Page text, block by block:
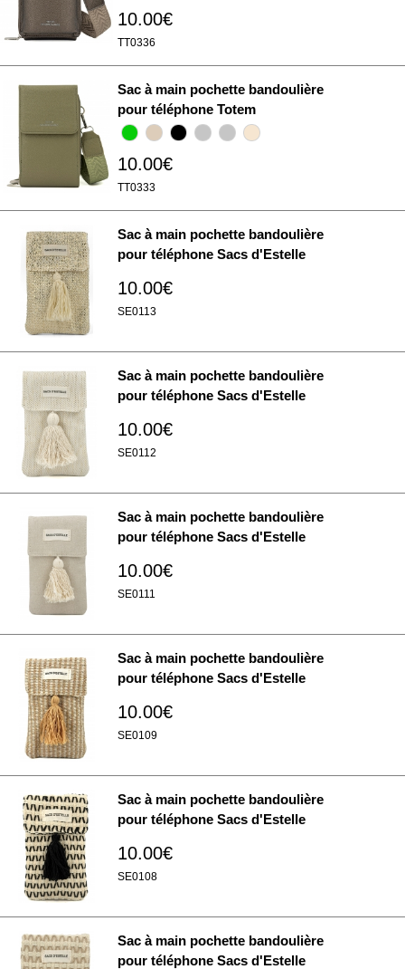
Les cookies nous permettent de personnaliser le contenu
et les annonces, d'offrir des fonctionnalités relatives aux
notre site avec nos partenaires de médias sociaux, de
publicité et d'analyse, qui peuvent combiner celles-ci
avec d'autres informations que vous leur avez fournies
ou qu'ils ont collectées lors de votre utilisation de leurs
services.
10.00€
TT0336
Sac à main pochette bandoulière
pour téléphone Totem
10.00€
TT0333
Sac à main pochette bandoulière
pour téléphone Sacs d'Estelle
10.00€
SE0113
Sac à main pochette bandoulière
pour téléphone Sacs d'Estelle
10.00€
SE0112
Sac à main pochette bandoulière
pour téléphone Sacs d'Estelle
10.00€
SE0111
Sac à main pochette bandoulière
pour téléphone Sacs d'Estelle
10.00€
SE0109
Sac à main pochette bandoulière
pour téléphone Sacs d'Estelle
10.00€
SE0108
Sac à main pochette bandoulière
pour téléphone Sacs d'Estelle